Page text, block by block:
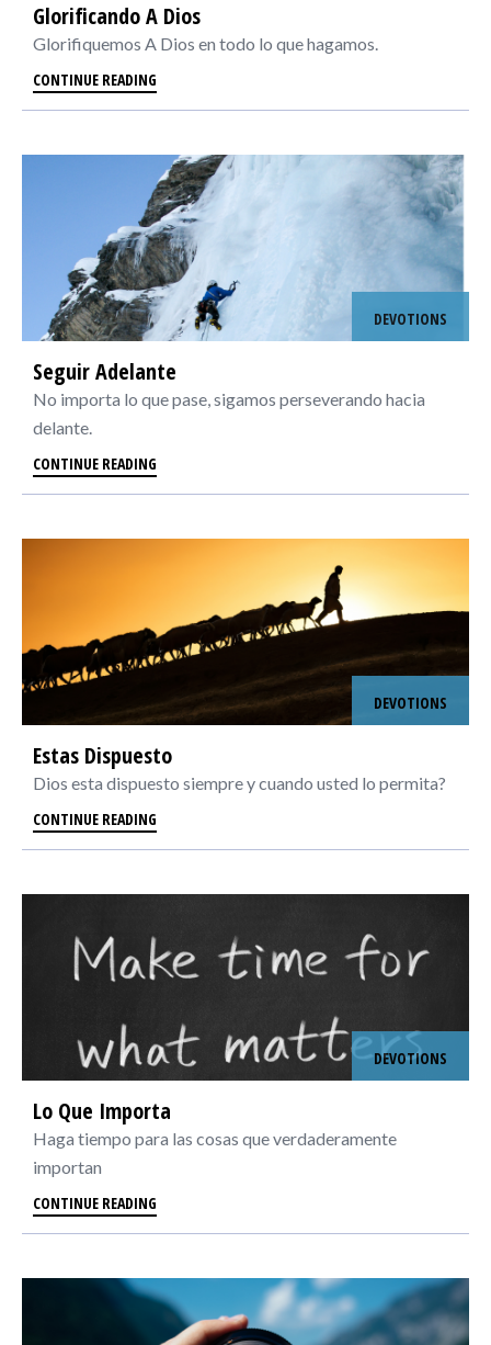
Glorificando A Dios
Glorifiquemos A Dios en todo lo que hagamos.
CONTINUE READING
DEVOTIONS
Seguir Adelante
No importa lo que pase, sigamos perseverando hacia
delante.
CONTINUE READING
DEVOTIONS
Estas Dispuesto
Dios esta dispuesto siempre y cuando usted lo permita?
CONTINUE READING
DEVOTIONS
Lo Que Importa
Haga tiempo para las cosas que verdaderamente
importan
CONTINUE READING